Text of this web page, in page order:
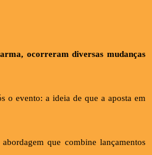
ocorreram diversas mudanças
o evento: a ideia de que a aposta em
que combine lançamentos